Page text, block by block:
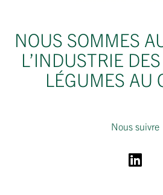
NOUS SOMMES
L’INDUSTRIE
LÉGUMES AU
Nous suivre